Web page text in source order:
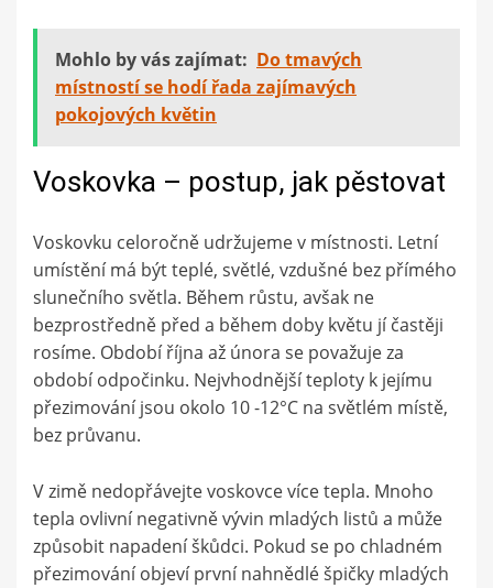
Mohlo by vás zajímat: Do tmavých
místností se hodí řada zajímavých
pokojových květin
Voskovka – postup, jak pěstovat
Voskovku celoročně udržujeme v místnosti. Letní
umístění má být teplé, světlé, vzdušné bez přímého
slunečního světla. Během růstu, avšak ne
bezprostředně před a během doby květu jí častěji
rosíme. Období října až února se považuje za
období odpočinku. Nejvhodnější teploty k jejímu
přezimování jsou okolo 10 -12°C na světlém místě,
bez průvanu.
V zimě nedopřávejte voskovce více tepla. Mnoho
tepla ovlivní negativně vývin mladých listů a může
způsobit napadení škůdci. Pokud se po chladném
přezimování objeví první nahnědlé špičky mladých